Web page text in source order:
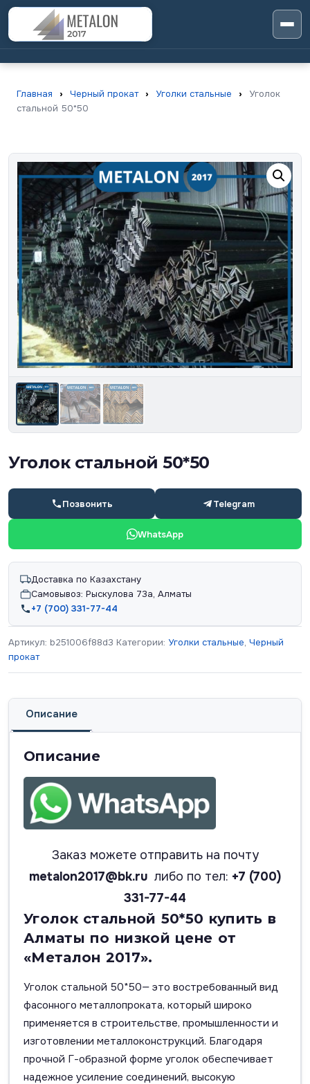
Главная › Черный прокат › Уголки стальные ›
Уголок
стальной 50*50
Уголок стальной 50*50
Позвонить Telegram
WhatsApp
Доставка по Казахстану
Самовывоз: Рыскулова 73а, Алматы
+7 (700) 331-77-44
Артикул: b251006f88d3 Категории: Уголки стальные, Черный
прокат
Описание
Описание
Заказ можете отправить на почту
metalon2017@bk.ru либо по тел: +7 (700)
331-77-44
Уголок стальной 50*50 купить в
Алматы по низкой цене от
«Металон 2017».
Уголок стальной 50*50— это востребованный вид
фасонного металлопроката, который широко
применяется в строительстве, промышленности и
изготовлении металлоконструкций. Благодаря
прочной Г-образной форме уголок обеспечивает
надежное усиление соединений, высокую